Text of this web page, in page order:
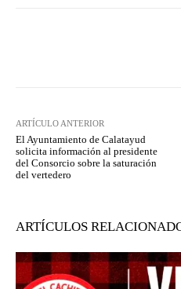
ARTÍCULO ANTERIOR
El Ayuntamiento de Calatayud
solicita información al presidente
del Consorcio sobre la saturación
del vertedero
ARTÍCULOS